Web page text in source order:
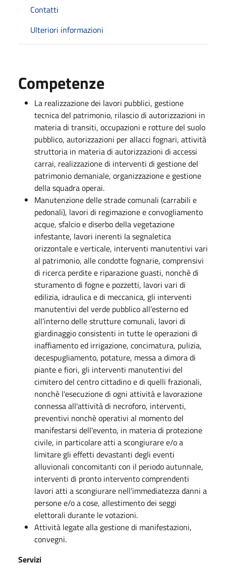
Contatti
Ulteriori informazioni
Competenze
La realizzazione dei lavori pubblici, gestione
tecnica del patrimonio, rilascio di autorizzazioni in
materia di transiti, occupazioni e rotture del suolo
pubblico, autorizzazioni per allacci fognari, attività
struttoria in materia di autorizzazioni di accessi
carrai, realizzazione di interventi di gestione del
patrimonio demaniale, organizzazione e gestione
della squadra operai.
Manutenzione delle strade comunali (carrabili e
pedonali), lavori di regimazione e convogliamento
acque, sfalcio e diserbo della vegetazione
infestante, lavori inerenti la segnaletica
orizzontale e verticale, interventi manutentivi vari
al patrimonio, alle condotte fognarie, comprensivi
di ricerca perdite e riparazione guasti, nonchè di
sturamento di fogne e pozzetti, lavori vari di
edilizia, idraulica e di meccanica, gli interventi
manutentivi del verde pubblico all’esterno ed
all’interno delle strutture comunali, lavori di
giardinaggio consistenti in tutte le operazioni di
inaffiamento ed irrigazione, concimatura, pulizia,
decespugliamento, potature, messa a dimora di
piante e fiori, gli interventi manutentivi del
cimitero del centro cittadino e di quelli frazionali,
nonchè l'esecuzione di ogni attività e lavorazione
connessa all'attività di necroforo, interventi,
preventivi nonchè operativi al momento del
manifestarsi dell'evento, in materia di protezione
civile, in particolare atti a scongiurare e/o a
limitare gli effetti devastanti degli eventi
alluvionali concomitanti con il periodo autunnale,
interventi di pronto intervento comprendenti
lavori atti a scongiurare nell’immediatezza danni a
persone e/o a cose, allestimento dei seggi
elettorali durante le votazioni.
Attività legate alla gestione di manifestazioni,
convegni.
Servizi